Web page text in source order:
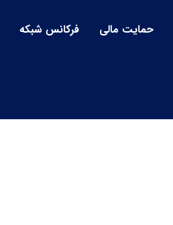
حمایت مالی فرکانس شبکه